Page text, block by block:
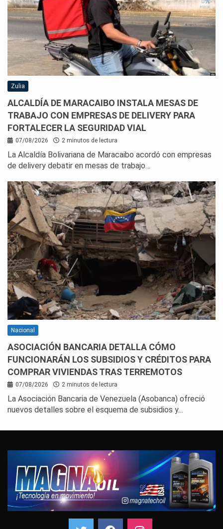
Zulia
ALCALDÍA DE MARACAIBO INSTALA MESAS DE
TRABAJO CON EMPRESAS DE DELIVERY PARA
FORTALECER LA SEGURIDAD VIAL
07/08/2026 2 minutos de lectura
La Alcaldía Bolivariana de Maracaibo acordó con empresas
de delivery debatir en mesas de trabajo…
Nacional
ASOCIACIÓN BANCARIA DETALLA CÓMO
FUNCIONARÁN LOS SUBSIDIOS Y CRÉDITOS PARA
COMPRAR VIVIENDAS TRAS TERREMOTOS
07/08/2026 2 minutos de lectura
La Asociación Bancaria de Venezuela (Asobanca) ofreció
nuevos detalles sobre el esquema de subsidios y…